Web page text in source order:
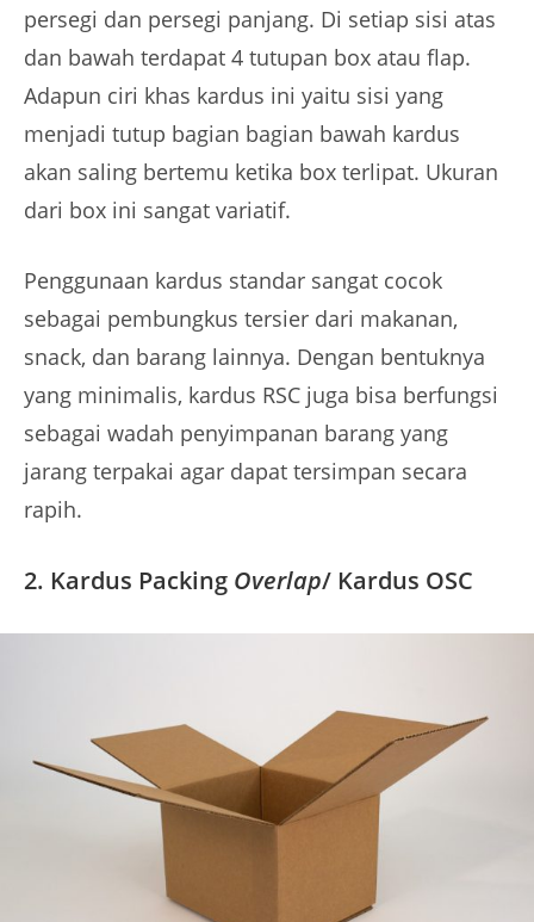
persegi dan persegi panjang. Di setiap sisi atas
dan bawah terdapat 4 tutupan box atau flap.
Adapun ciri khas kardus ini yaitu sisi yang
menjadi tutup bagian bagian bawah kardus
akan saling bertemu ketika box terlipat. Ukuran
dari box ini sangat variatif.
Penggunaan kardus standar sangat cocok
sebagai pembungkus tersier dari makanan,
snack, dan barang lainnya. Dengan bentuknya
yang minimalis, kardus RSC juga bisa berfungsi
sebagai wadah penyimpanan barang yang
jarang terpakai agar dapat tersimpan secara
rapih.
2. Kardus Packing Overlap/ Kardus OSC